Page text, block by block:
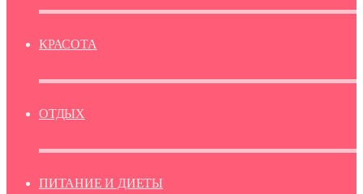
КРАСОТА
ОТДЫХ
ПИТАНИЕ И ДИЕТЫ